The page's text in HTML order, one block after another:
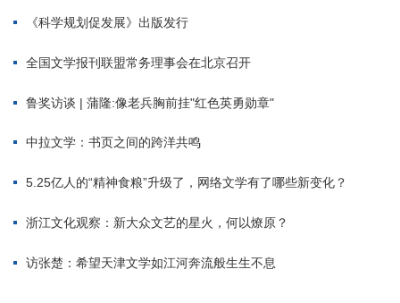
《科学规划促发展》出版发行
全国文学报刊联盟常务理事会在北京召开
鲁奖访谈 | 蒲隆:像老兵胸前挂"红色英勇勋章"
中拉文学：书页之间的跨洋共鸣
5.25亿人的“精神食粮”升级了，网络文学有了哪些新变化？
浙江文化观察：新大众文艺的星火，何以燎原？
访张楚：希望天津文学如江河奔流般生生不息